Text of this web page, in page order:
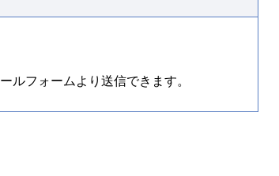
ルフォームより送信できます。